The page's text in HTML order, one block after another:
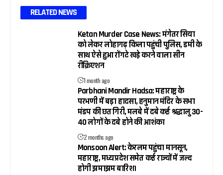
RELATED NEWS
Ketan Murder Case News: मंगेतर सिया
को लेकर लोहागढ़ किला पहुंची पुलिस, डमी के
साथ ऐसे हुआ रोंगटे खड़े करने वाला सीन
रीक्रिएशन
1 month ago
Parbhani Mandir Hadsa: महाराष्ट्र के
परभणी में बड़ा हादसा, हनुमान मंदिर के सभा
मंडप की छत गिरी, मलबे में दबे कई श्रद्धालु 30-
40 लोगों के दबे होने की आशंका
2 months ago
Monsoon Alert: केरलम पहुंचा मानसून,
महाराष्ट्र, मध्य प्रदेश समेत कई राज्यों में जल्द
होगी झमाझम बारिश।